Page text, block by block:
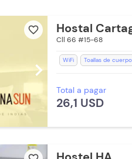
favorite_border
chevron_right
Hostal
Cll 66 #15-68
WiFi Toallas de cuerpo
Televisión
Televisión
Total a pagar
26,1 USD